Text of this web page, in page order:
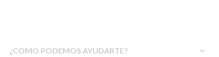
¿COMO PODEMOS AYUDARTE?